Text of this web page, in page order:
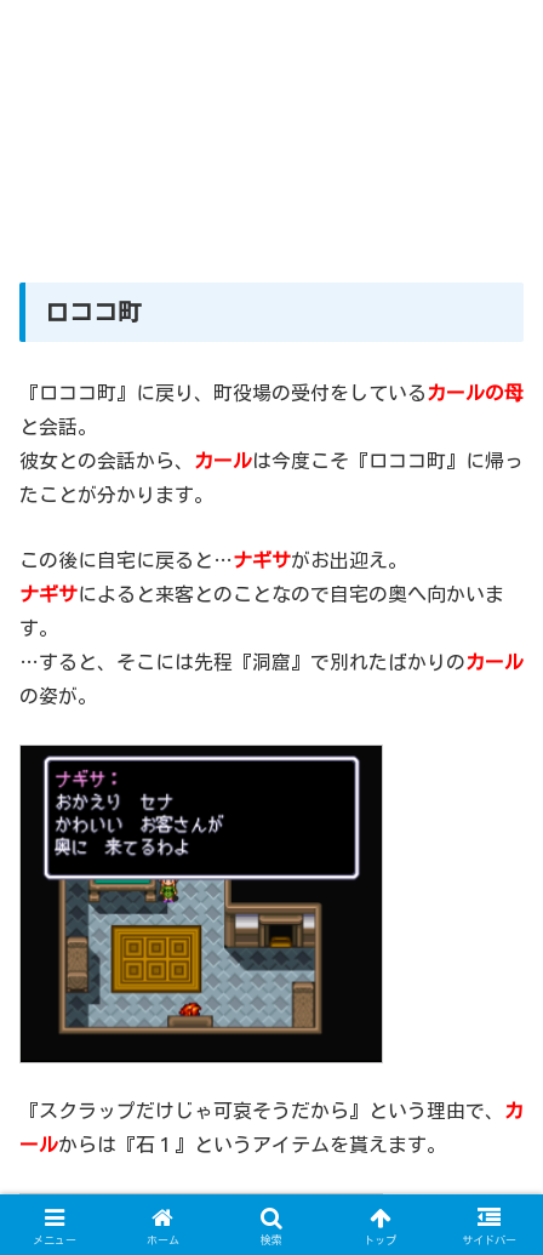
ロココ町
『ロココ町』に戻り、町役場の受付をしているカールの母
と会話。
彼女との会話から、 カールは今度こそ『ロココ町』に帰っ
たことが分かります。
この後に自宅に戻ると…ナギサがお出迎え。
ナギサによると来客とのことなので自宅の奥へ向かいま
す。
…すると、そこには先程『洞窟』で別れたばかりのカール
の姿が。
『スクラップだけじゃ可哀そうだから』という理由で、 カ
ールからは『石１』というアイテムを貰えます。
メニュー ホーム 検索 トップ サイドバー